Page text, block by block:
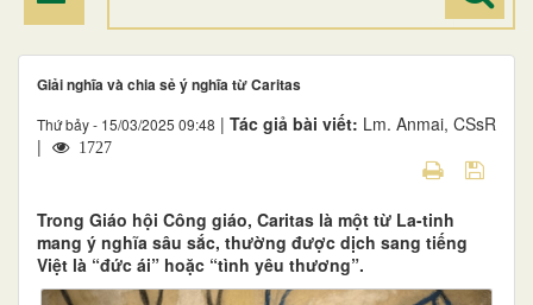
Giải nghĩa và chia sẻ ý nghĩa từ Caritas
Thứ bảy - 15/03/2025 09:48 | Tác giả bài viết: Lm. Anmai, CSsR
|
1727
Trong Giáo hội Công giáo, Caritas là một từ La-tinh
mang ý nghĩa sâu sắc, thường được dịch sang tiếng
Việt là “đức ái” hoặc “tình yêu thương”.